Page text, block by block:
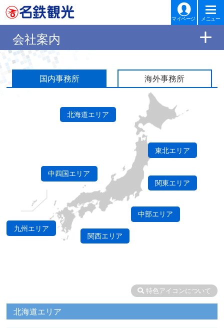
マイページ メニュー
会社案内
国内事務所 海外事務所
北海道エリア
東北エリア
関東エリア
中部エリア
関西エリア
中四国エリア
九州エリア
特色アイコンについて
北海道エリア